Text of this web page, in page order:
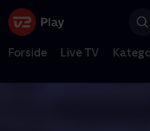
Forside Live TV